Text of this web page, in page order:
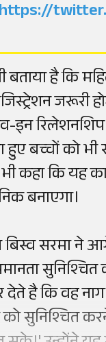
https://
बताया है कि
जरूरी
इन
हुए बच्चों को
कहा कि यह
बनाएगा।
सरमा ने
है कि वह
को सुनिश्चित